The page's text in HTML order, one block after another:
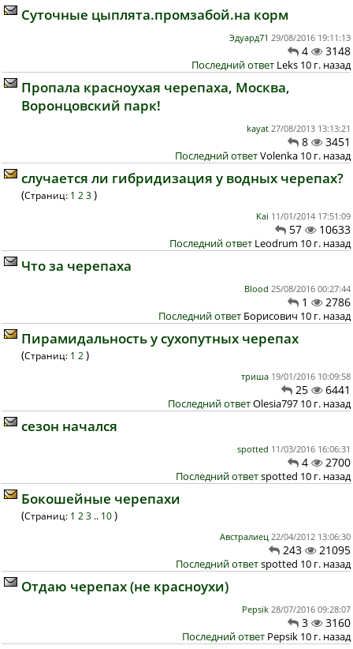
Суточные цыплята.промзабой.на корм
Эдуард71 29/08/2016 19:11:13
4 3148
Последний ответ Leks 10 г. назад
Пропала красноухая черепаха, Москва,
Воронцовский парк!
kayat 27/08/2013 13:13:21
8 3451
Последний ответVolenka 10 г. назад
случается ли гибридизация у водных черепах?
(Страниц: 1 2 3 )
Kai 11/01/2014 17:51:09
57 10633
Последний ответ Leodrum 10 г. назад
Что за черепаха
Blood 25/08/2016 00:27:44
1 2786
Последний ответ Борисович 10 г. назад
Пирамидальность у сухопутных черепах
(Страниц: 1 2 )
триша 19/01/2016 10:09:58
25 6441
Последний ответOlesia797 10 г. назад
сезон начался
spotted 11/03/2016 16:06:31
4 2700
Последний ответspotted 10 г. назад
Бокошейные черепахи
(Страниц: 1 2 3 .. 10 )
Австралиец 22/04/2012 13:06:30
243 21095
Последний ответspotted 10 г. назад
Отдаю черепах (не красноухи)
Pepsik 28/07/2016 09:28:07
3 3160
Последний ответ Pepsik 10 г. назад